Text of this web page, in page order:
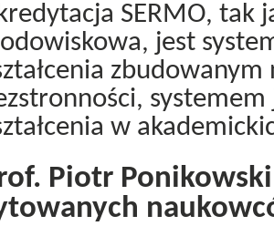
SERMO, tak
jest
w
Piotr